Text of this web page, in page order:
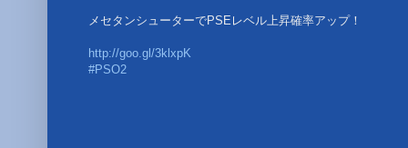
メセタンシューターでPSEレベル上昇確率アップ！
http://goo.gl/3klxpK
#PSO2